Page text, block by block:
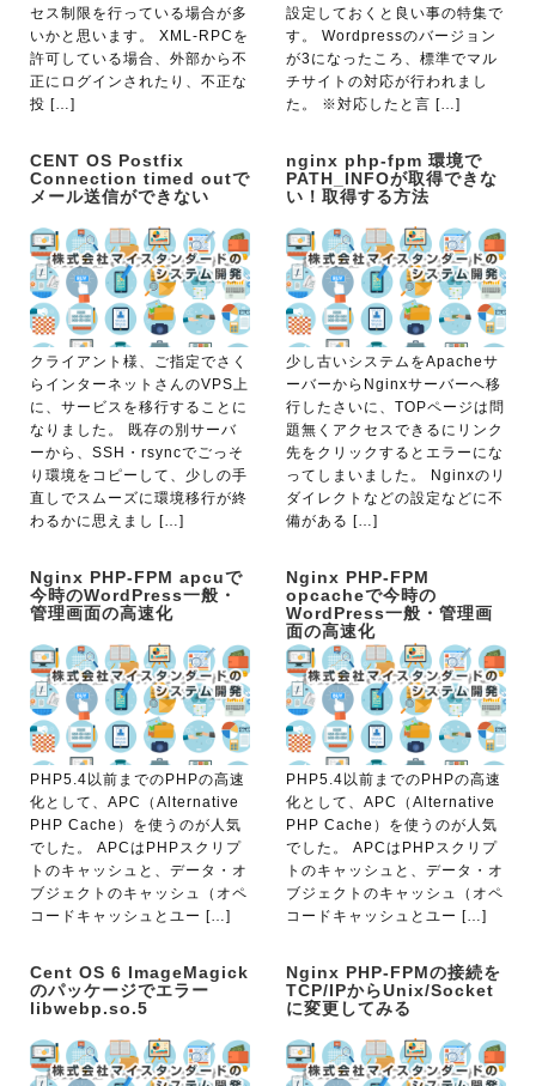
セス制限を行っている場合が多
いかと思います。 XML-RPCを
許可している場合、外部から不
正にログインされたり、不正な
投 […]
設定しておくと良い事の特集で
す。 Wordpressのバージョン
が3になったころ、標準でマル
チサイトの対応が行われまし
た。 ※対応したと言 […]
CENT OS Postfix
Connection timed outで
メール送信ができない
クライアント様、ご指定でさく
らインターネットさんのVPS上
に、サービスを移行することに
なりました。 既存の別サーバ
ーから、SSH・rsyncでごっそ
り環境をコピーして、少しの手
直しでスムーズに環境移行が終
わるかに思えまし […]
nginx php-fpm 環境で
PATH_INFOが取得できな
い！取得する方法
少し古いシステムをApacheサ
ーバーからNginxサーバーへ移
行したさいに、TOPページは問
題無くアクセスできるにリンク
先をクリックするとエラーにな
ってしまいました。 Nginxのリ
ダイレクトなどの設定などに不
備がある […]
Nginx PHP-FPM apcuで
今時のWordPress一般・
管理画面の高速化
PHP5.4以前までのPHPの高速
化として、APC（Alternative
PHP Cache）を使うのが人気
でした。 APCはPHPスクリプ
トのキャッシュと、データ・オ
ブジェクトのキャッシュ（オペ
コードキャッシュとユー […]
Nginx PHP-FPM
opcacheで今時の
WordPress一般・管理画
面の高速化
PHP5.4以前までのPHPの高速
化として、APC（Alternative
PHP Cache）を使うのが人気
でした。 APCはPHPスクリプ
トのキャッシュと、データ・オ
ブジェクトのキャッシュ（オペ
コードキャッシュとユー […]
Cent OS 6 ImageMagick
のパッケージでエラー
libwebp.so.5
Nginx PHP-FPMの接続を
TCP/IPからUnix/Socket
に変更してみる